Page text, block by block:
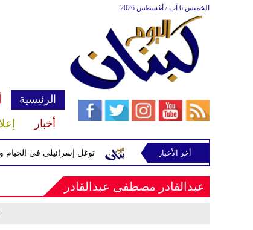
الخميس 6 آب / أغسطس 2026
الرئيسية
أخبار
توغل إسرائيلي في الخيام إسرائيلية في رب ثلاثين
أخر الأخبار
عبدالقادر مصطفى عبدالقادر